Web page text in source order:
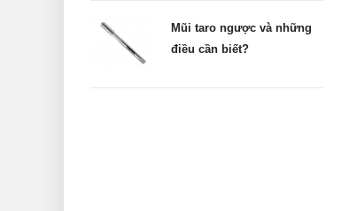
Mũi taro ngược và những
điều cần biết?